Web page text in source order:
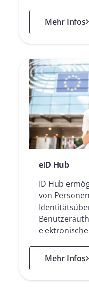
Mehr Infos
: Data Intelligence
eID Hub
ID Hub
von
Mehr Infos
: eID Hub